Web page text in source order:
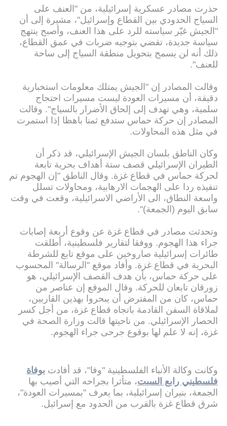
حذرت مصادر عسكرية إسرائيلية، من "العنف على
السياج الحدودي بين القطاع وإسرائيل"، مشيرة إلى أن
"الجيش غيّر سياسته للرد على هذا العنف، وأصبح ينتهج
سياسة جديدة، تقضي بتوجيه ضربات في عمق القطاع،
ذلك أنه لن يسمح بتحويل منطقة السياج إلى ساحة
للعنف".
وقالت المصادر إن "الجيش يمتلك معلومات استخبارية
دقيقة، أن مسيرات العودة ليست مسيرات احتجاج
سلمية، وهي تهدف إلى إلحاق الأضرار بالسياج". وقالت
المصادر إن حركة حماس ستدفع ثمنا باهظا إذا استمرت
في مثل هذه المحاولات.
وكان الناطق بلسان الجيش الإسرائيلي، قد ذكر أن
الطيران الإسرائيلي قصف ستة أهداف بحرية تابعة
لحركة حماس في قطاع غزة. وقال الناطق "إن الهجوم تم
تنفيذه ردا على الهجمات الارهابية، ومحاولات تسلل
واسعة النطاق، الى الأراضي الاسرائيلية، وقعت في وقت
سابق اليوم (الجمعة)".
وتحدثت مصادر في قطاع غزة عن وقوع أربعة إصابات
جراء هذا الهجوم. ووفقا لتقارير فلسطينية، أطلقت
طائرات إسرائيلية صاروخين على موقع تابع للشرطة
البحرية في قطاع غزة. وأفاد موقع "الرسالة" المحسوب
على حركة حماس، بأن هدف القصف الإسرائيلي، هو
زورقان تابعان للحركة. وقال الموقع إن عناصر من
حماس، كان من المفترض أن يبحروا بهذين القاربين،
لملاقاة السفن القادمة باتجاه قطاع غزة، من أجل كسر
الحصار الإسرائيلي. من ناحيتها قالت وزارة الصحة في
غزة، إنه لا علم لها بوقوع جرحى جراء الهجوم.
وكانت وكالة الأنباء الفلسطينية "وفا"، قد أفادت بوفاة
فلسطيني رابع السبت، متأثرا بجراحه التي أصيب بها
الجمعة، بنيران إسرائيلية، بما يعرف "بمسيرات العودة"،
شرق قطاع غزة بالقرب من الحدود مع إسرائيل.